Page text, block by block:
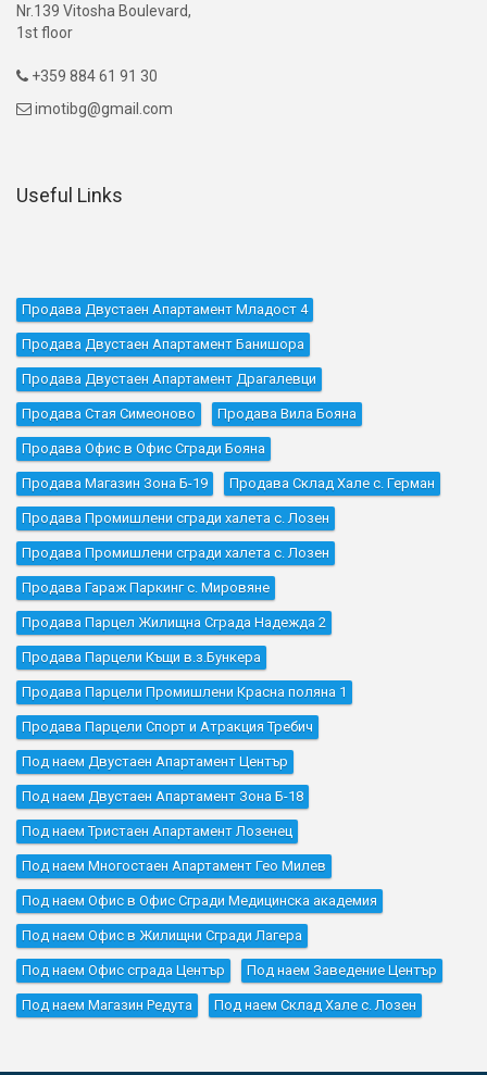
Nr.139 Vitosha Boulevard,
1st floor
 +359 884 61 91 30
 imotibg@gmail.com
Useful Links
Продава Двустаен Апартамент Младост 4
Продава Двустаен Апартамент Банишора
Продава Двустаен Апартамент Драгалевци
Продава Стая Симеоново Продава Вила Бояна
Продава Офис в Офис Сгради Бояна
Продава Магазин Зона Б-19 Продава Склад Хале с. Герман
Продава Промишлени сгради халета с. Лозен
Продава Промишлени сгради халета с. Лозен
Продава Гараж Паркинг с. Мировяне
Продава Парцел Жилищна Сграда Надежда 2
Продава Парцели Къщи в.з.Бункера
Продава Парцели Промишлени Красна поляна 1
Продава Парцели Спорт и Атракция Требич
Под наем Двустаен Апартамент Център
Под наем Двустаен Апартамент Зона Б-18
Под наем Тристаен Апартамент Лозенец
Под наем Многостаен Апартамент Гео Милев
Под наем Офис в Офис Сгради Медицинска академия
Под наем Офис в Жилищни Сгради Лагера
Под наем Офис сграда Център Под наем Заведение Център
Под наем Магазин Редута Под наем Склад Хале с. Лозен